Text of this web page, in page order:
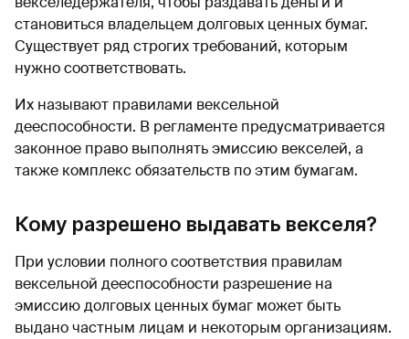
становиться владельцем долговых ценных бумаг.
Существует ряд строгих требований, которым
нужно соответствовать.
Их называют правилами вексельной
дееспособности. В регламенте предусматривается
законное право выполнять эмиссию векселей, а
также комплекс обязательств по этим бумагам.
Кому разрешено выдавать векселя?
При условии полного соответствия правилам
вексельной дееспособности разрешение на
эмиссию долговых ценных бумаг может быть
выдано частным лицам и некоторым организациям.